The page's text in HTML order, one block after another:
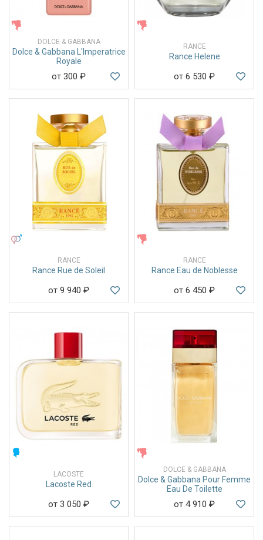
DOLCE & GABBANA
Dolce & Gabbana L'Imperatrice
Royale
от 300 ₽
RANCE
Rance Helene
от 6 530 ₽
RANCE
Rance Rue de Soleil
от 9 940 ₽
RANCE
Rance Eau de Noblesse
от 6 450 ₽
LACOSTE
Lacoste Red
от 3 050 ₽
DOLCE & GABBANA
Dolce & Gabbana Pour Femme
Eau De Toilette
от 4 910 ₽